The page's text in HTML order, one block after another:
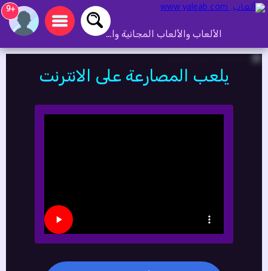
الألعاب والألعاب المجانية والألعاب عبر الإنترنت
+9
يلعب المصارعة على الانترنت